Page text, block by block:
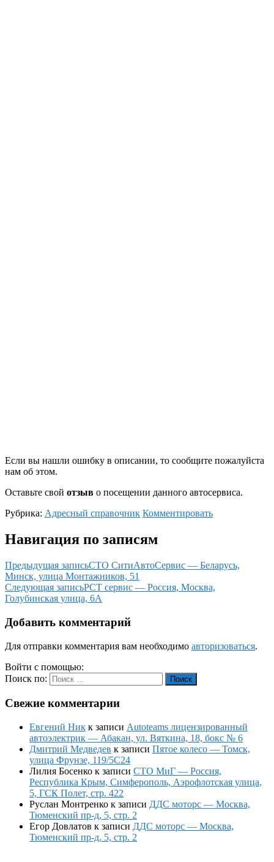
Если вы нашли ошибку в описании, то сообщите пожалуйста
нам об этом.
Оставьте свой отзыв о посещении данного автосервиса.
Рубрика: Адресный справочник Комментировать
Навигация по записям
Предыдущая записьСТО СитиАвтоСервис — Беларусь,
Минск, улица Монтажников, 51
Следующая записьРСТ сервис — Россия, Москва,
Голубинская улица, 6А
Добавить комментарий
Для отправки комментария вам необходимо авторизоваться.
Войти с помощью:
Поиск по:
Поиск
Свежие комментарии
Евгений Ник к записи Autoteams лицензированный
автоэлектрик — Абакан, ул. Вяткина, 18, бокс № 6
Дмитрий Медведев к записи Пятое колесо — Томск,
улица Фрунзе, 119/5С24
Лилия Босенко к записи СТО МиГ — Россия,
Республика Крым, Симферополь, Аэрофлотская улица,
5, ГСК Полет, стр. 422
Руслан Монтренко к записи ДДС моторс — Москва,
Тюменский пр-д, 5, стр. 2
Егор Довлатов к записи ДДС моторс — Москва,
Тюменский пр-д, 5, стр. 2